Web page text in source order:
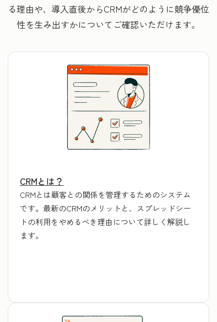
る理由や、導入直後からCRMがどのように競争優位
性を生み出すかについてご確認いただけます。
CRMとは？
CRMとは顧客との関係を管理するためのシステム
です。最新のCRMのメリットと、スプレッドシー
トの利用をやめるべき理由について詳しく解説し
ます。